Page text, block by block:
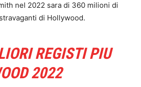
nel 2022 sara di 360 milioni di
di Hollywood.
REGISTI PIU
2022